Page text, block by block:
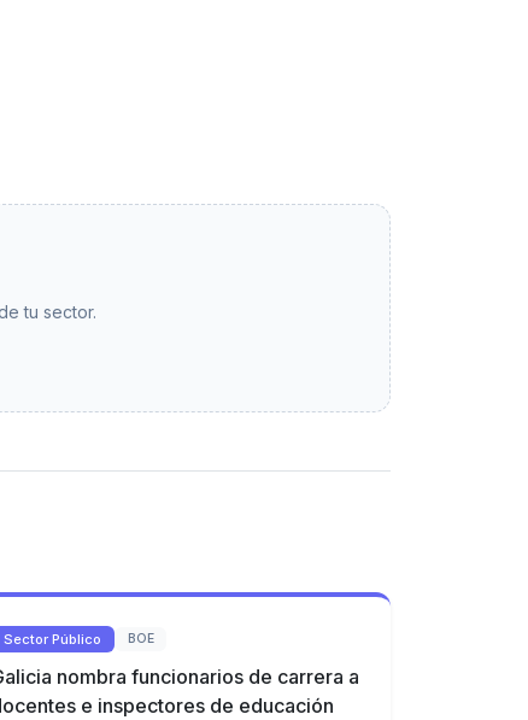
tu sector.
Sector Público BOE
nombra funcionarios de carrera a
e inspectores de educación